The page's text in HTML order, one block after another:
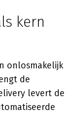
kern
onlosmakelijk
de
levert de